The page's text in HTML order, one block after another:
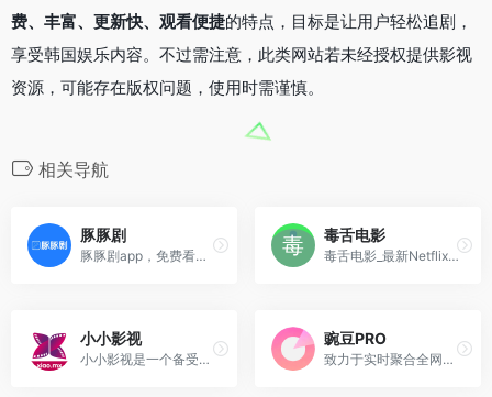
费、丰富、更新快、观看便捷的特点，目标是让用户轻松追剧，
享受韩国娱乐内容。不过需注意，此类网站若未经授权提供影视
资源，可能存在版权问题，使用时需谨慎。
相关导航
豚豚剧
豚豚剧app，免费看全网腐剧、百合、动漫、泰剧、韩剧、欧美剧等海外剧，在这个平台上面，可以获取大量的影视剧资源，各种喜欢弹幕，视频图片等等非常的丰富，让我们一起追剧
毒舌电影
毒舌电影_最新Netflix新剧_韩国电影免费在线观看：畅享全球影视盛宴，免费开启人生新体验
小小影视
小小影视是一个备受追剧爱好者喜爱的影视网站，以其出色的快速播放功能受到剧迷的称赞，致力提供丰富多样的高清视频资源
豌豆PRO
致力于实时聚合全网优质影视资源，包括电影、电视剧、动漫、综艺和纪录片等